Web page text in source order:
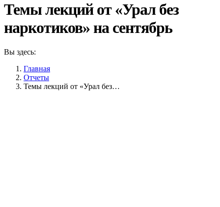
Темы лекций от «Урал без
наркотиков» на сентябрь
Вы здесь:
Главная
Отчеты
Темы лекций от «Урал без…